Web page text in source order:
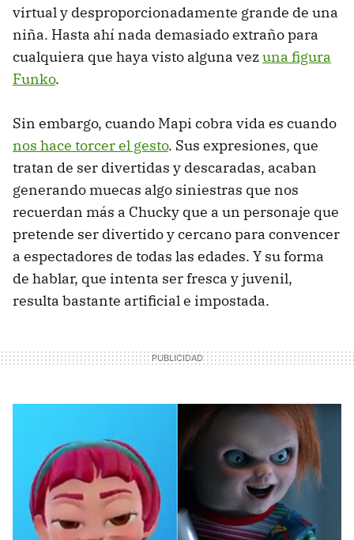
virtual y desproporcionadamente grande de una
niña. Hasta ahí nada demasiado extraño para
cualquiera que haya visto alguna vezuna figura
Funko.
Sin embargo, cuando Mapi cobra vida es cuando
nos hace torcer el gesto. Sus expresiones, que
tratan de ser divertidas y descaradas, acaban
generando muecas algo siniestras que nos
recuerdan más a Chucky que a un personaje que
pretende ser divertido y cercano para convencer
a espectadores de todas las edades. Y su forma
de hablar, que intenta ser fresca y juvenil,
resulta bastante artificial e impostada.